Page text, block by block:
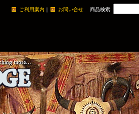
ご利用案内 ｜ お問い合せ 商品検索: